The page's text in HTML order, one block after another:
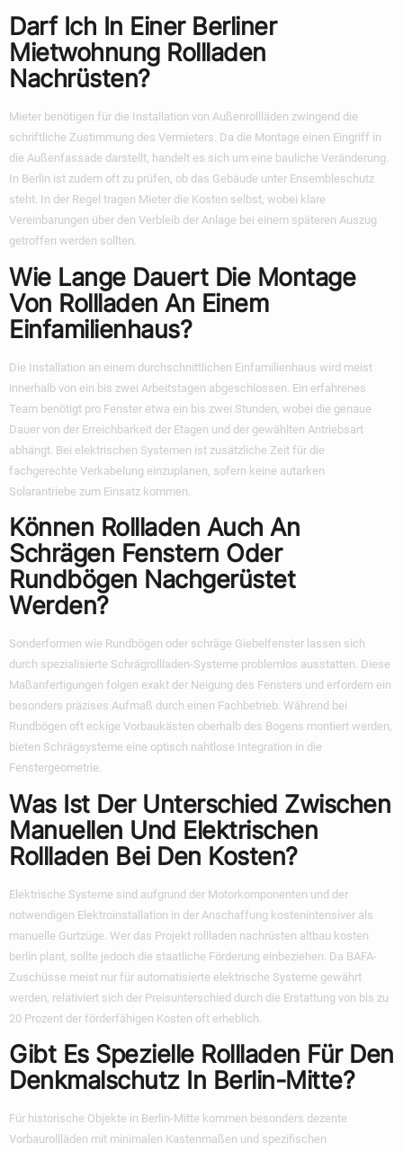
Darf Ich In Einer Berliner
Mietwohnung Rollladen
Nachrüsten?
Mieter benötigen für die Installation von Außenrollläden zwingend die
schriftliche Zustimmung des Vermieters. Da die Montage einen Eingriff in
die Außenfassade darstellt, handelt es sich um eine bauliche Veränderung.
In Berlin ist zudem oft zu prüfen, ob das Gebäude unter Ensembleschutz
steht. In der Regel tragen Mieter die Kosten selbst, wobei klare
Vereinbarungen über den Verbleib der Anlage bei einem späteren Auszug
getroffen werden sollten.
Wie Lange Dauert Die Montage
Von Rollladen An Einem
Einfamilienhaus?
Die Installation an einem durchschnittlichen Einfamilienhaus wird meist
innerhalb von ein bis zwei Arbeitstagen abgeschlossen. Ein erfahrenes
Team benötigt pro Fenster etwa ein bis zwei Stunden, wobei die genaue
Dauer von der Erreichbarkeit der Etagen und der gewählten Antriebsart
abhängt. Bei elektrischen Systemen ist zusätzliche Zeit für die
fachgerechte Verkabelung einzuplanen, sofern keine autarken
Solarantriebe zum Einsatz kommen.
Können Rollladen Auch An
Schrägen Fenstern Oder
Rundbögen Nachgerüstet
Werden?
Sonderformen wie Rundbögen oder schräge Giebelfenster lassen sich
durch spezialisierte Schrägrollladen-Systeme problemlos ausstatten. Diese
Maßanfertigungen folgen exakt der Neigung des Fensters und erfordern ein
besonders präzises Aufmaß durch einen Fachbetrieb. Während bei
Rundbögen oft eckige Vorbaukästen oberhalb des Bogens montiert werden,
bieten Schrägsysteme eine optisch nahtlose Integration in die
Fenstergeometrie.
Was Ist Der Unterschied Zwischen
Manuellen Und Elektrischen
Rollladen Bei Den Kosten?
Elektrische Systeme sind aufgrund der Motorkomponenten und der
notwendigen Elektroinstallation in der Anschaffung kostenintensiver als
manuelle Gurtzüge. Wer das Projekt rollladen nachrüsten altbau kosten
berlin plant, sollte jedoch die staatliche Förderung einbeziehen. Da BAFA-
Zuschüsse meist nur für automatisierte elektrische Systeme gewährt
werden, relativiert sich der Preisunterschied durch die Erstattung von bis zu
20 Prozent der förderfähigen Kosten oft erheblich.
Gibt Es Spezielle Rollladen Für Den
Denkmalschutz In Berlin-Mitte?
Für historische Objekte in Berlin-Mitte kommen besonders dezente
Vorbaurollläden mit minimalen Kastenmaßen und spezifischen